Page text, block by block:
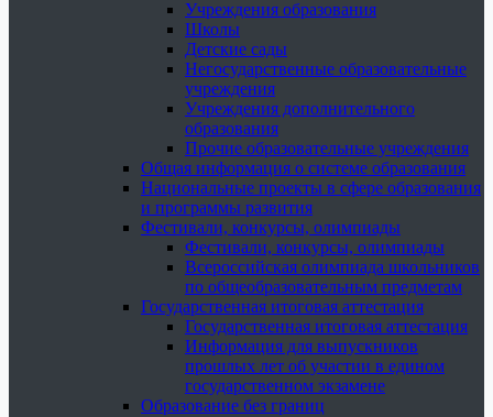
Учреждения образования
Школы
Детские сады
Негосударственные образовательные
учреждения
Учреждения дополнительного
образования
Прочие образовательные учреждения
Общая информация о системе образования
Национальные проекты в сфере образования
и программы развития
Фестивали, конкурсы, олимпиады
Фестивали, конкурсы, олимпиады
Всероссийская олимпиада школьников
по общеобразовательным предметам
Государственная итоговая аттестация
Государственная итоговая аттестация
Информация для выпускников
прошлых лет об участии в едином
государственном экзамене
Образование без границ